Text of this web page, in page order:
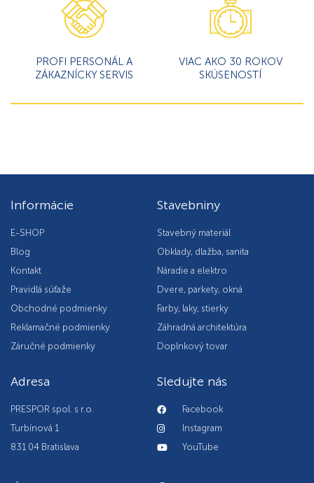
PROFI PERSONÁL A
ZÁKAZNÍCKY SERVIS
VIAC AKO 30 ROKOV
SKÚSENOSTÍ
Informácie
E-SHOP
Blog
Kontakt
Pravidlá súťaže
Obchodné podmienky
Reklamačné podmienky
Záručné podmienky
Stavebniny
Stavebný materiál
Obklady, dlažba, sanita
Náradie a elektro
Dvere, parkety, okná
Farby, laky, stierky
Záhradná architektúra
Doplnkový tovar
Adresa
PRESPOR spol. s r.o.
Turbínová 1
831 04 Bratislava
Sledujte nás
Facebook
Instagram
YouTube